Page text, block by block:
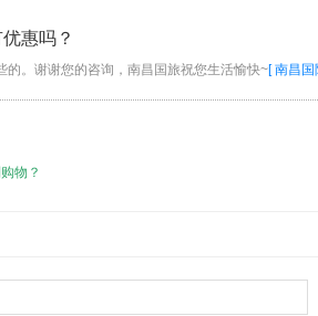
惠吗？
。谢谢您的咨询，南昌国旅祝您生活愉快~[ 南昌
物？